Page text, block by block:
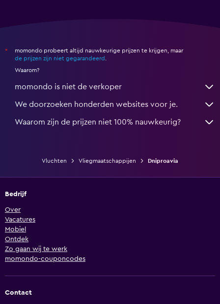
*
momondo probeert altijd nauwkeurige prijzen te krijgen, maar
de prijzen zijn niet gegarandeerd
Waarom?
momondo is niet de verkoper
We doorzoeken honderden websites voor je.
Waarom zijn de prijzen niet 100% nauwkeurig?
Vluchten Vliegmaatschappijen Dniproavia
Bedrijf
Over
Vacatures
Mobiel
Ontdek
Zo gaan wij te werk
momondo-couponcodes
Contact